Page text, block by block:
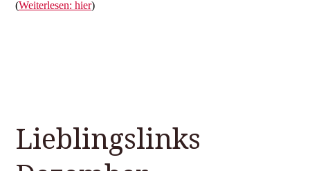
(Weiterlesen: hier)
Lieblingslinks